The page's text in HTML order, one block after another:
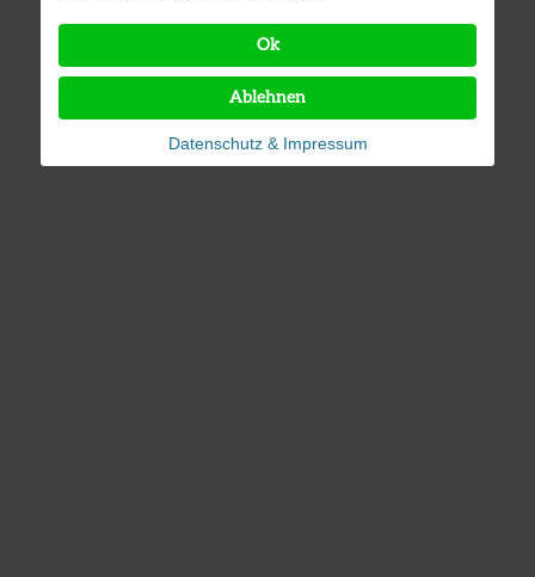
Ok
Ablehnen
Datenschutz & Impressum